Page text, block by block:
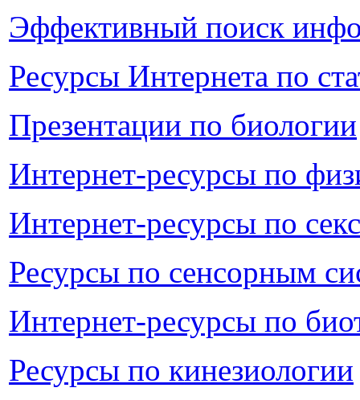
Эффективный поиск
Ресурсы Интернета по
Презентации по биологии
Интернет-ресурсы по
Интернет-ресурсы по
Ресурсы по сенсорным
Интернет-ресурсы по
Ресурсы по кинезиологии